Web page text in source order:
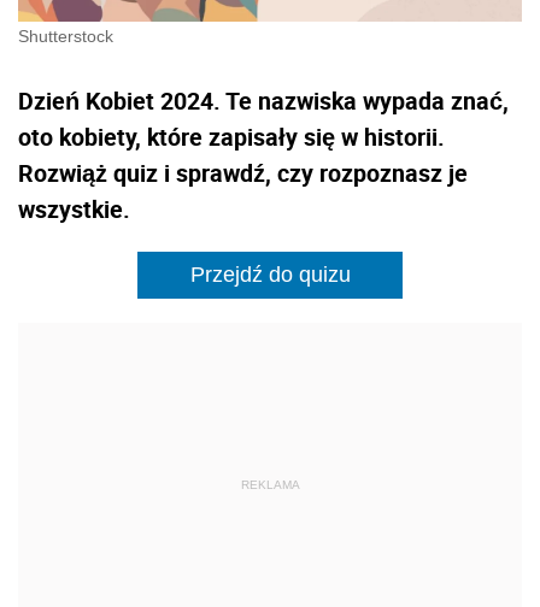
Shutterstock
Dzień Kobiet 2024. Te nazwiska wypada znać,
oto kobiety, które zapisały się w historii.
Rozwiąż quiz i sprawdź, czy rozpoznasz je
wszystkie.
Przejdź do quizu
REKLAMA